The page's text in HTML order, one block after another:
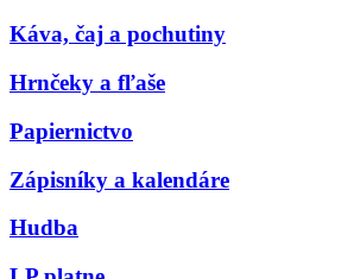
Káva, čaj a pochutiny
Hrnčeky a fľaše
Papiernictvo
Zápisníky a kalendáre
Hudba